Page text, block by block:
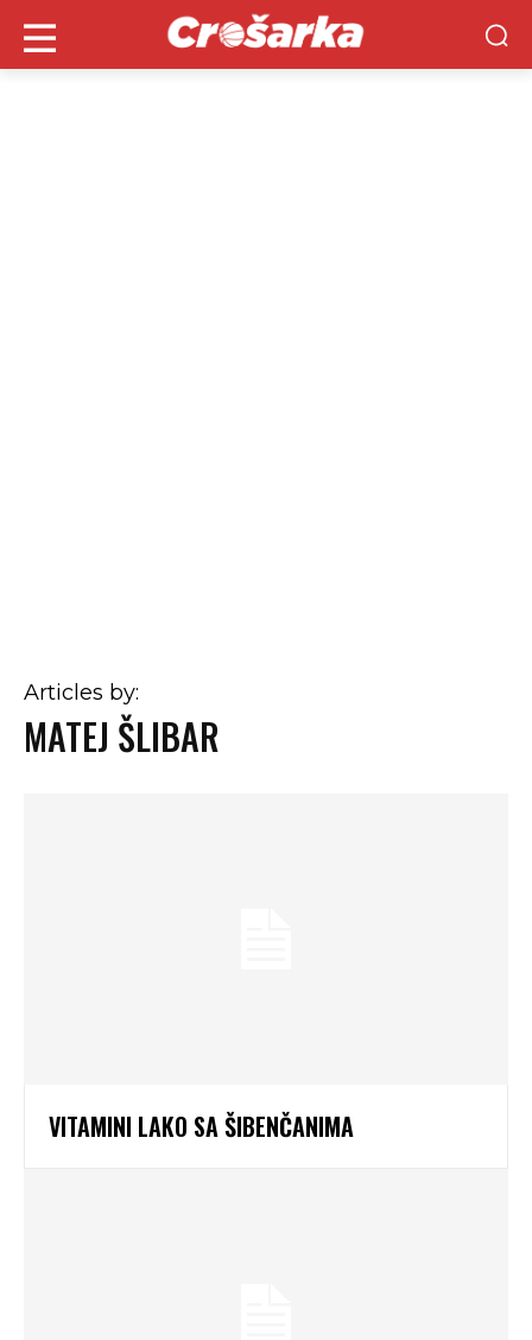
Articles by:
MATEJ ŠLIBAR
VITAMINI LAKO SA ŠIBENČANIMA